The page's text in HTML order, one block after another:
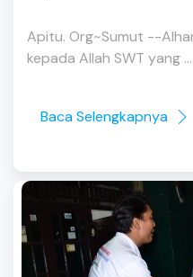
Apitu. Org~Sumut --
kepada Allah SWT yang ...
Baca Selengkapnya